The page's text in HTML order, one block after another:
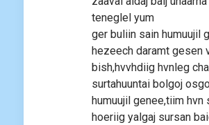
teneglel yum
ger buliin sain humuujil
hezeech daramt gesen
bish,hvvhdiig hvnleg
surtahuuntai bolgoj
humuujil genee,tiim hvn
hoeriig yalgaj sursan